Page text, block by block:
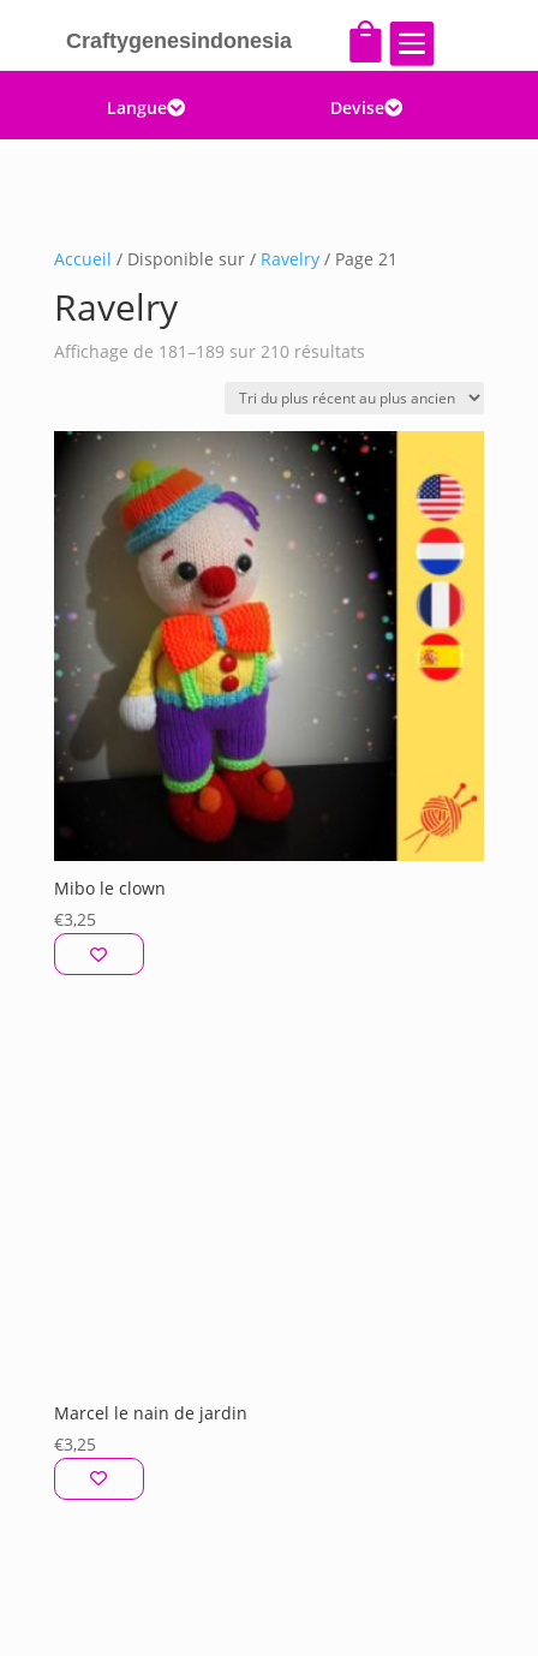
Craftygenesindonesia  
Langue Devise
Accueil / Disponible sur / Ravelry/ Page 21
Ravelry
Affichage de 181–189 sur 210 résultatsTrié
plus
récent
au
ancien
Mibo le clown
€3,25
Marcel le nain de jardin
€3,25